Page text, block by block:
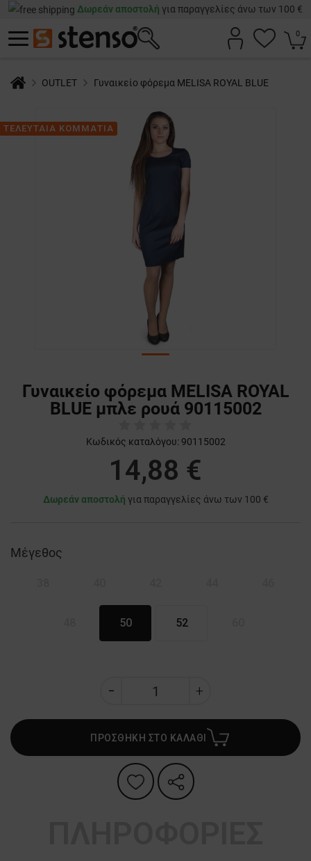
Δωρεάν αποστολή για παραγγελίες άνω των 100 €
0
OUTLET Γυναικείο φόρεμα MELISA ROYAL BLUE
ΤΕΛΕΥΤΑΙΑ ΚΟΜΜΑΤΙΑ
Γυναικείο φόρεμα MELISA ROYAL
BLUE μπλε ρουά 90115002
Κωδικός καταλόγου: 90115002
14,88 €
Δωρεάν αποστολή για παραγγελίες άνω των 100 €
Μέγεθος
50 52
ΠΡΟΣΘΗΚΗ ΣΤΟ ΚΑΛΑΘΙ